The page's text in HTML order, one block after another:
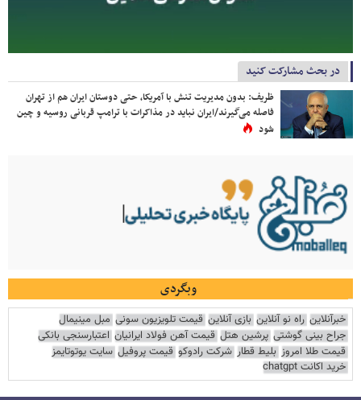
در بحث مشارکت کنید
ظریف: بدون مدیریت تنش با آمریکا، حتی دوستان ایران هم از تهران
فاصله می‌گیرند/ایران نباید در مذاکرات با ترامپ قربانی روسیه و چین
شود
وبگردی
خبرآنلاین راه نو آنلاین بازی آنلاین قیمت تلویزیون سونی مبل مینیمال
جراح بینی گوشتی پرشین هتل قیمت آهن فولاد ایرانیان اعتبارسنجی بانکی
قیمت طلا امروز بلیط قطار شرکت رادوکو قیمت پروفیل سایت یوتوتایمز
خرید اکانت chatgpt